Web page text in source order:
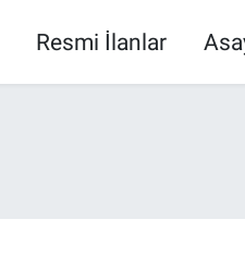
Resmi İlanlar